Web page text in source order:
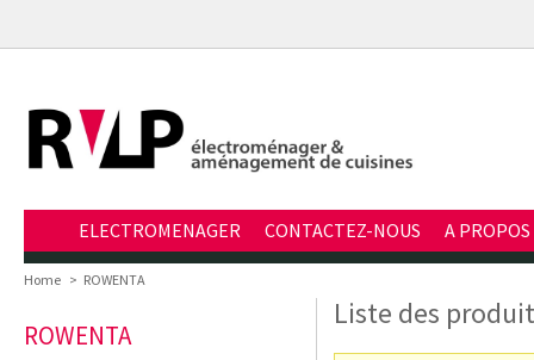
ELECTROMENAGER CONTACTEZ-NOUS A PROPOS
Home > ROWENTA
Liste des
ROWENTA